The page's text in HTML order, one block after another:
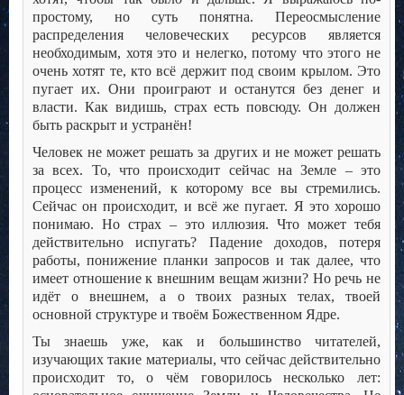
простому, но суть понятна. Переосмысление
распределения человеческих ресурсов является
необходимым, хотя это и нелегко, потому что этого не
очень хотят те, кто всё держит под своим крылом. Это
пугает их. Они проиграют и останутся без денег и
власти. Как видишь, страх есть повсюду. Он должен
быть раскрыт и устранён!
Человек не может решать за других и не может решать
за всех. То, что происходит сейчас на Земле – это
процесс изменений, к которому все вы стремились.
Сейчас он происходит, и всё же пугает. Я это хорошо
понимаю. Но страх – это иллюзия. Что может тебя
действительно испугать? Падение доходов, потеря
работы, понижение планки запросов и так далее, что
имеет отношение к внешним вещам жизни? Но речь не
идёт о внешнем, а о твоих разных телах, твоей
основной структуре и твоём Божественном Ядре.
Ты знаешь уже, как и большинство читателей,
изучающих такие материалы, что сейчас действительно
происходит то, о чём говорилось несколько лет: